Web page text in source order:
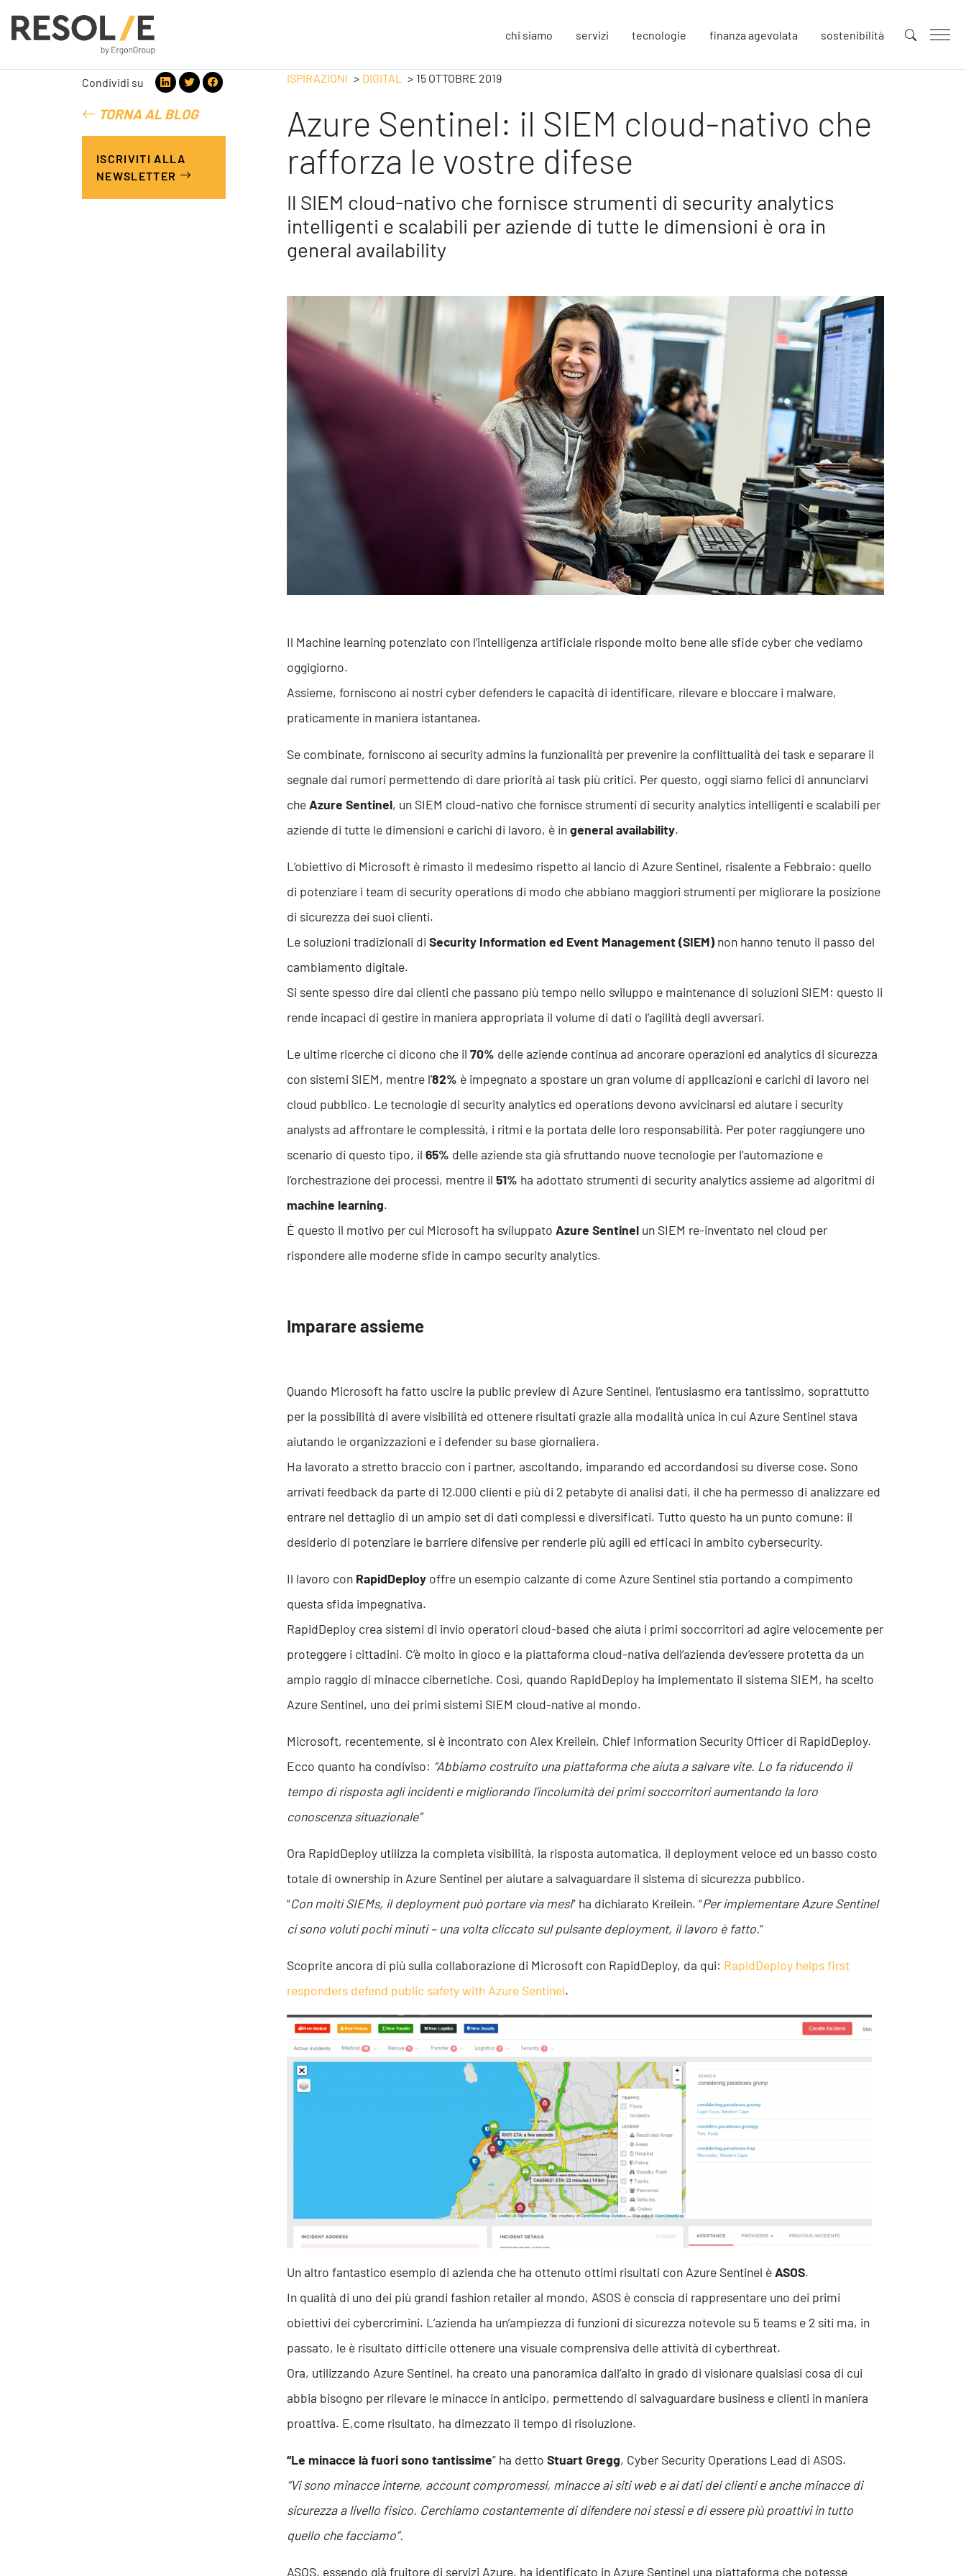
chi siamo servizi tecnologie finanza agevolata sostenibilità
About Resolve Servizi Eventi
Formazione
People
Leadership
Benessere Organizzativo & Sostenibile
Performance Management
Strategy
Business Process Improvement
Marketing Strategico
Finanza Strategica
231 Gestione Rischi
Future
Sostenibilità
Social Impacts
Europe
Remote Working & Video e Audio Conferencing
Business Intelligence, Analitiche e Intelligenza
Smart Working
Efficientamento Aziendale
Project Management
Finanza & Gestione Economica
Risk Management
Sistemi di Gestione
Sicurezza sul Lavoro
Assistenza Ambientale
Sicurezza Alimentare
Cyber Security
Condividi su
TORNA AL BLOG
ISCRIVITI ALLA
NEWSLETTER
ISPIRAZIONI DIGITAL 15 OTTOBRE 2019
Azure Sentinel: il SIEM cloud-nativo che
rafforza le vostre difese
Il SIEM cloud-nativo che fornisce strumenti di security analytics
intelligenti e scalabili per aziende di tutte le dimensioni è ora in
general availability
Il Machine learning potenziato con l’intelligenza artificiale risponde molto bene alle sfide cyber che vediamo
oggigiorno.
Assieme, forniscono ai nostri cyber defenders le capacità di identificare, rilevare e bloccare i malware,
praticamente in maniera istantanea.
Se combinate, forniscono ai security admins la funzionalità per prevenire la conflittualità dei task e separare il
segnale dai rumori permettendo di dare priorità ai task più critici. Per questo, oggi siamo felici di annunciarvi
che Azure Sentinel, un SIEM cloud-nativo che fornisce strumenti di security analytics intelligenti e scalabili per
aziende di tutte le dimensioni e carichi di lavoro, è ingeneral availability.
L’obiettivo di Microsoft è rimasto il medesimo rispetto al lancio di Azure Sentinel, risalente a Febbraio: quello
di potenziare i team di security operations di modo che abbiano maggiori strumenti per migliorare la posizione
di sicurezza dei suoi clienti.
Le soluzioni tradizionali di Security Information ed Event Management (SIEM)non hanno tenuto il passo del
cambiamento digitale.
Si sente spesso dire dai clienti che passano più tempo nello sviluppo e maintenance di soluzioni SIEM: questo li
rende incapaci di gestire in maniera appropriata il volume di dati o l’agilità degli avversari.
Le ultime ricerche ci dicono che il 70% delle aziende continua ad ancorare operazioni ed analytics di sicurezza
con sistemi SIEM, mentre l’82% è impegnato a spostare un gran volume di applicazioni e carichi di lavoro nel
cloud pubblico. Le tecnologie di security analytics ed operations devono avvicinarsi ed aiutare i security
analysts ad affrontare le complessità, i ritmi e la portata delle loro responsabilità. Per poter raggiungere uno
scenario di questo tipo, il 65% delle aziende sta già sfruttando nuove tecnologie per l’automazione e
l’orchestrazione dei processi, mentre il 51% ha adottato strumenti di security analytics assieme ad algoritmi di
machine learning.
È questo il motivo per cui Microsoft ha sviluppato Azure Sentinel un SIEM re-inventato nel cloud per
rispondere alle moderne sfide in campo security analytics.
Imparare assieme
Quando Microsoft ha fatto uscire la public preview di Azure Sentinel, l’entusiasmo era tantissimo, soprattutto
per la possibilità di avere visibilità ed ottenere risultati grazie alla modalità unica in cui Azure Sentinel stava
aiutando le organizzazioni e i defender su base giornaliera.
Ha lavorato a stretto braccio con i partner, ascoltando, imparando ed accordandosi su diverse cose. Sono
arrivati feedback da parte di 12.000 clienti e più di 2 petabyte di analisi dati, il che ha permesso di analizzare ed
entrare nel dettaglio di un ampio set di dati complessi e diversificati. Tutto questo ha un punto comune: il
desiderio di potenziare le barriere difensive per renderle più agili ed efficaci in ambito cybersecurity.
Il lavoro con RapidDeploy offre un esempio calzante di come Azure Sentinel stia portando a compimento
questa sfida impegnativa.
RapidDeploy crea sistemi di invio operatori cloud-based che aiuta i primi soccorritori ad agire velocemente per
proteggere i cittadini. C’è molto in gioco e la piattaforma cloud-nativa dell’azienda dev’essere protetta da un
ampio raggio di minacce cibernetiche. Così, quando RapidDeploy ha implementato il sistema SIEM, ha scelto
Azure Sentinel, uno dei primi sistemi SIEM cloud-native al mondo.
Microsoft, recentemente, si è incontrato con Alex Kreilein, Chief Information Security Officer di RapidDeploy.
Ecco quanto ha condiviso: “Abbiamo costruito una piattaforma che aiuta a salvare vite. Lo fa riducendo il
tempo di risposta agli incidenti e migliorando l’incolumità dei primi soccorritori aumentando la loro
conoscenza situazionale”
Ora RapidDeploy utilizza la completa visibilità, la risposta automatica, il deployment veloce ed un basso costo
totale di ownership in Azure Sentinel per aiutare a salvaguardare il sistema di sicurezza pubblico.
“Con molti SIEMs, il deployment può portare via mesi” ha dichiarato Kreilein. “Per implementare Azure Sentinel
ci sono voluti pochi minuti – una volta cliccato sul pulsante deployment, il lavoro è fatto.”
Scoprite ancora di più sulla collaborazione di Microsoft con RapidDeploy, da qui: RapidDeploy helps first
responders defend public safety with Azure Sentinel.
Un altro fantastico esempio di azienda che ha ottenuto ottimi risultati con Azure Sentinel è ASOS.
In qualità di uno dei più grandi fashion retailer al mondo, ASOS è conscia di rappresentare uno dei primi
obiettivi dei cybercrimini. L’azienda ha un’ampiezza di funzioni di sicurezza notevole su 5 teams e 2 siti ma, in
passato, le è risultato difficile ottenere una visuale comprensiva delle attività di cyberthreat.
Ora, utilizzando Azure Sentinel, ha creato una panoramica dall’alto in grado di visionare qualsiasi cosa di cui
abbia bisogno per rilevare le minacce in anticipo, permettendo di salvaguardare business e clienti in maniera
proattiva. E,come risultato, ha dimezzato il tempo di risoluzione.
“Le minacce là fuori sono tantissime” ha detto Stuart Gregg, Cyber Security Operations Lead di ASOS.
“Vi sono minacce interne, account compromessi, minacce ai siti web e ai dati dei clienti e anche minacce di
sicurezza a livello fisico. Cerchiamo costantemente di difendere noi stessi e di essere più proattivi in tutto
quello che facciamo”.
ASOS, essendo già fruitore di servizi Azure, ha identificato in Azure Sentinel una piattaforma che potesse